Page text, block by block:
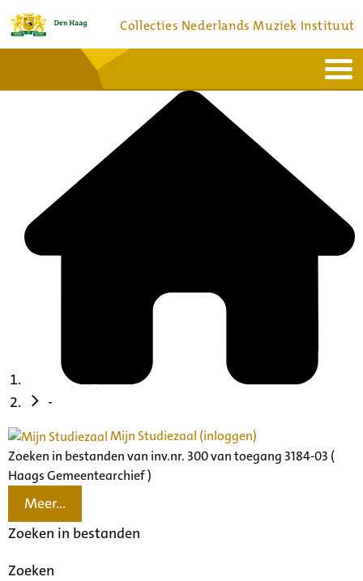
Collecties Nederlands Muziek Instituut
Bronnen en collecties
-
Mijn Studiezaal (inloggen)
Zoeken in bestanden van inv.nr. 300 van toegang 3184-03 (
Haags Gemeentearchief )
Meer...
Zoeken in bestanden
Zoeken